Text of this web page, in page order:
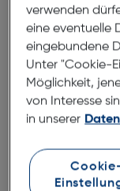
Galeli
perfekte
Hartschalte
verwenden
eine eventuelle
eingebundene
Unter "Cookie-
Möglichkeit,
von Interesse
in unserer